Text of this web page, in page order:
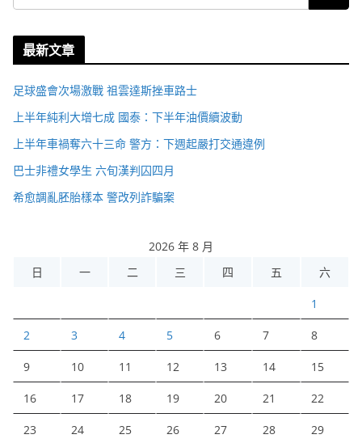
最新文章
足球盛會次場激戰 祖雲達斯挫車路士
上半年純利大增七成 國泰：下半年油價續波動
上半年車禍奪六十三命 警方：下週起嚴打交通違例
巴士非禮女學生 六旬漢判囚四月
希愈調亂胚胎樣本 警改列詐騙案
2026 年 8 月
日
一 二 三 四 五 六
1
2 3 4 5 6 7 8
9 10 11 12 13 14 15
16 17 18 19 20 21 22
23 24 25 26 27 28 29